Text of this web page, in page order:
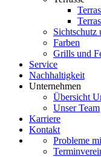
Sichtschutz
Farben
Grills und
Service
Nachhaltigkeit
Unternehmen
Übersicht
Unser Team
Karriere
Kontakt
Probleme